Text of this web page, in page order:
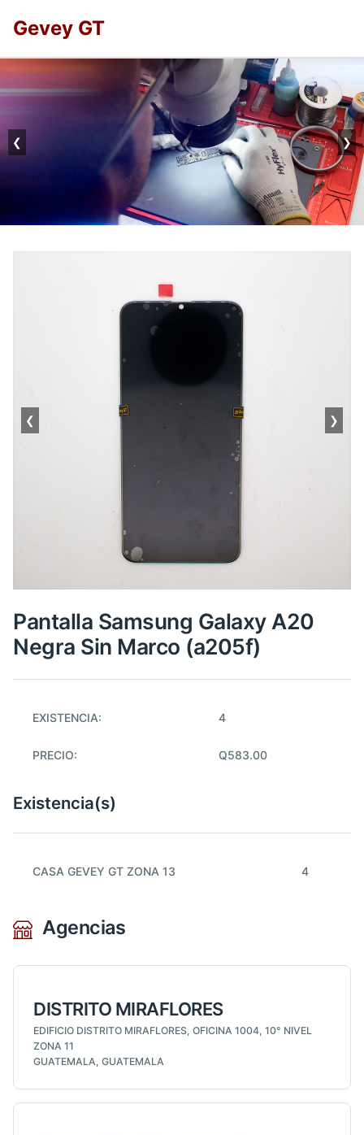
Gevey GT
❮ ❯
❮ ❯
Pantalla Samsung Galaxy A20
Negra Sin Marco (a205f)
EXISTENCIA: 4
PRECIO: Q583.00
Existencia(s)
CASA GEVEY GT ZONA 13 4
Agencias
DISTRITO MIRAFLORES
EDIFICIO DISTRITO MIRAFLORES, OFICINA 1004, 10° NIVEL
ZONA 11
GUATEMALA, GUATEMALA